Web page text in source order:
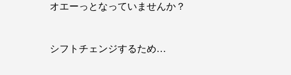
オエーっとなっていませんか？
シフトチェンジするため…